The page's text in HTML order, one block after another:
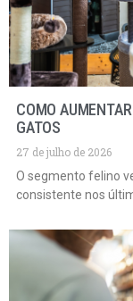
COMO
GATOS
27 de julho de 2026
O segmento felino
consistente nos